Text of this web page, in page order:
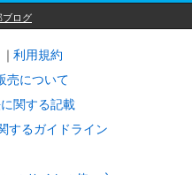
ブログ
利用規約
売について
関する記載
するガイドライン